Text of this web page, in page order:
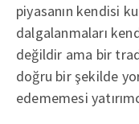
piyasanın kendisi
dalgalanmaları
değildir ama bir
doğru bir şekilde
edememesi